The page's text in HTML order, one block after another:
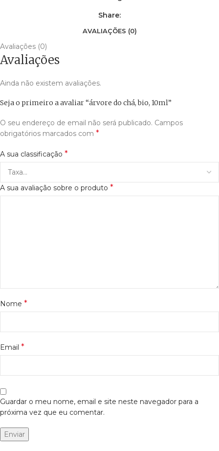
Share:
AVALIAÇÕES (0)
Avaliações (0)
Avaliações
Ainda não existem avaliações.
Seja o primeiro a avaliar “árvore do chá, bio, 10ml”
O seu endereço de email não será publicado. Campos
obrigatórios marcados com *
A sua classificação *
A sua avaliação sobre o produto *
Nome *
Email *
Guardar o meu nome, email e site neste navegador para a
próxima vez que eu comentar.